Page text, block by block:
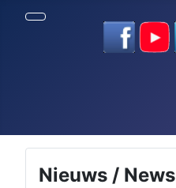
Nieuws / News